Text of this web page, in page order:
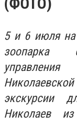
5 и 6 июля на
зоопарка
экскурсии
Николаев